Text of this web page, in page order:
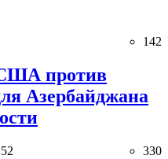
142
против
Азербайджана
330